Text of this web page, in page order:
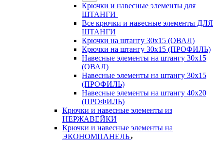
Крючки и навесные элементы для
ШТАНГИ
Все крючки и навесные элементы ДЛЯ
ШТАНГИ
Крючки на штангу 30х15 (ОВАЛ)
Крючки на штангу 30х15 (ПРОФИЛЬ)
Навесные элементы на штангу 30х15
(ОВАЛ)
Навесные элементы на штангу 30х15
(ПРОФИЛЬ)
Навесные элементы на штангу 40х20
(ПРОФИЛЬ)
Крючки и навесные элементы из
НЕРЖАВЕЙКИ
Крючки и навесные элементы на
ЭКОНОМПАНЕЛЬ